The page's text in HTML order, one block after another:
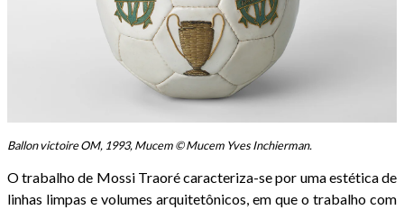
Ballon victoire OM, 1993, Mucem © Mucem Yves Inchierman.
O trabalho de Mossi Traoré caracteriza-se por uma estética de
linhas limpas e volumes arquitetônicos, em que o trabalho com